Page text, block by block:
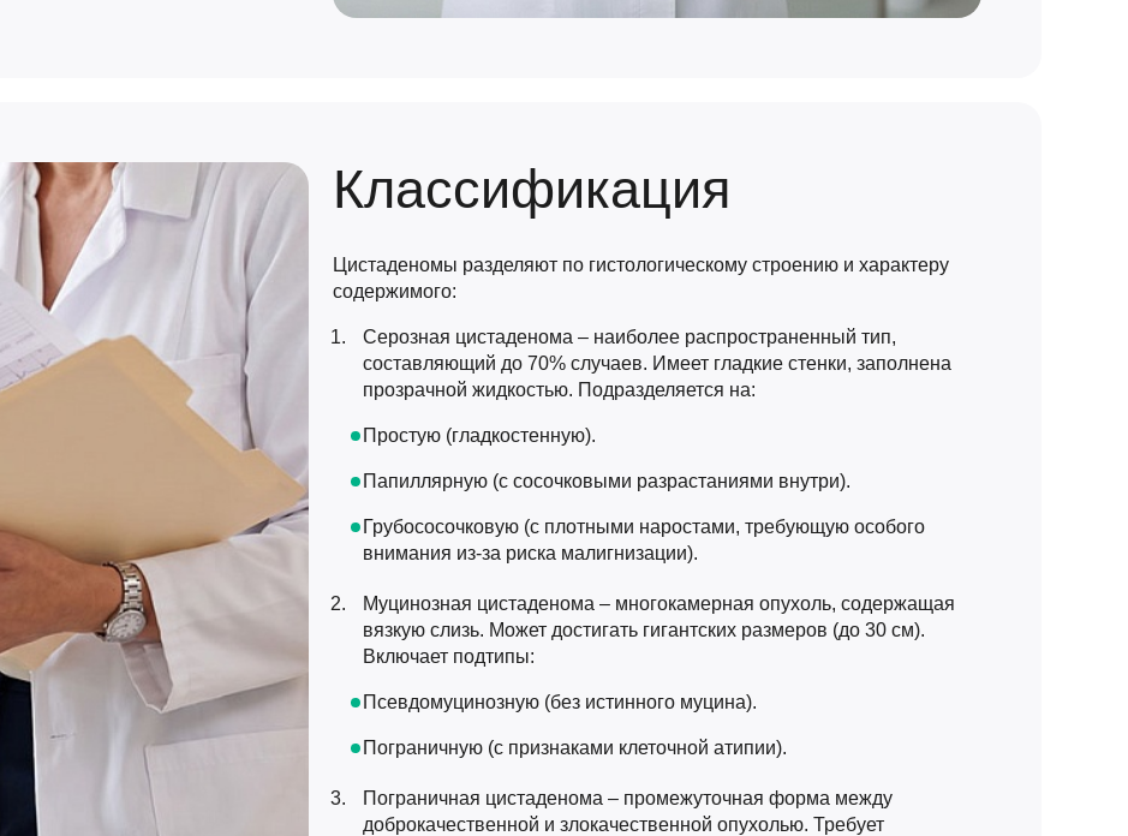
Классификация
Цистаденомы разделяют по гистологическому строению и характеру
содержимого:
Серозная цистаденома – наиболее распространенный тип,
составляющий до 70% случаев. Имеет гладкие стенки, заполнена
прозрачной жидкостью. Подразделяется на:
Простую (гладкостенную).
Папиллярную (с сосочковыми разрастаниями внутри).
Грубососочковую (с плотными наростами, требующую особого
внимания из-за риска малигнизации).
Муцинозная цистаденома – многокамерная опухоль, содержащая
вязкую слизь. Может достигать гигантских размеров (до 30 см).
Включает подтипы:
Псевдомуцинозную (без истинного муцина).
Пограничную (с признаками клеточной атипии).
Пограничная цистаденома – промежуточная форма между
доброкачественной и злокачественной опухолью. Требует